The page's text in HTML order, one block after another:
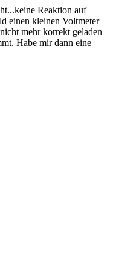
Reaktion auf
einen kleinen Voltmeter
mehr korrekt geladen
Habe mir dann eine